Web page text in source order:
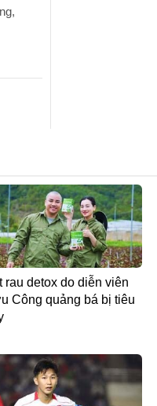
rau detox do diễn viên
Công quảng bá bị tiêu